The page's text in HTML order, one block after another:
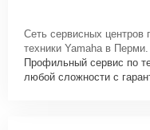
Сеть сервисных центров
техники Yamaha в Перми.
Профильный сервис по
любой сложности с